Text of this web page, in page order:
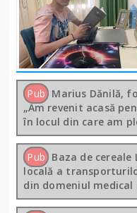
Pub Marius Dănilă,
„Am revenit acasă
în locul din care am
Pub Baza de
locală a
din domeniul medical